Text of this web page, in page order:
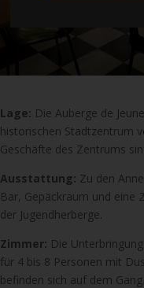
Lage: Die Auberge de
historischen Stadtzentrum
Geschäfte des Zentrums
Ausstattung: Zu den
Bar, Gepäckraum und eine
der Jugendherberge.
Zimmer: Die
für 4 bis 8 Personen mit
befinden sich auf dem